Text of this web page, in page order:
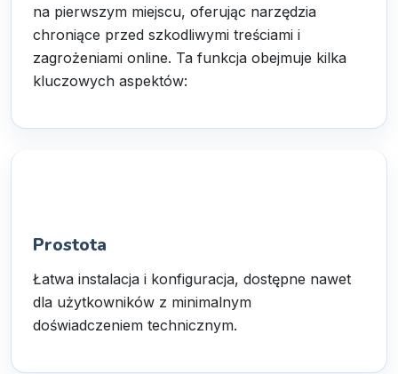
na pierwszym miejscu, oferując narzędzia
chroniące przed szkodliwymi treściami i
zagrożeniami online. Ta funkcja obejmuje kilka
kluczowych aspektów:
Prostota
Łatwa instalacja i konfiguracja, dostępne nawet
dla użytkowników z minimalnym
doświadczeniem technicznym.